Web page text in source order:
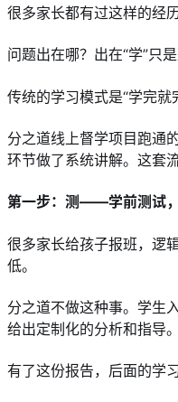
很多家长都有过这样的经
问题出在哪？出在“学”只
传统的学习模式是“学完
分之道线上督学项目跑
环节做了系统讲解。这套
第一步：测——学前测试
很多家长给孩子报班，逻
低。
分之道不做这种事。学生
给出定制化的分析和指导。
有了这份报告，后面的学